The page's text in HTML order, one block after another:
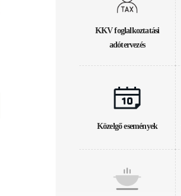
KKV foglalkoztatási
adótervezés
Közelgő események